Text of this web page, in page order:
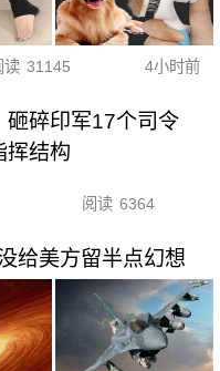
读 31145 4小时前
砸碎印军17个司令
挥结构
阅读 6364
给美方留半点幻想